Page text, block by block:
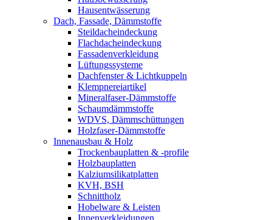
Hausentwässerung
Dach, Fassade, Dämmstoffe
Steildacheindeckung
Flachdacheindeckung
Fassadenverkleidung
Lüftungssysteme
Dachfenster & Lichtkuppeln
Klempnereiartikel
Mineralfaser-Dämmstoffe
Schaumdämmstoffe
WDVS, Dämmschüttungen
Holzfaser-Dämmstoffe
Innenausbau & Holz
Trockenbauplatten & -profile
Holzbauplatten
Kalziumsilikatplatten
KVH, BSH
Schnittholz
Hobelware & Leisten
Innenverkleidungen